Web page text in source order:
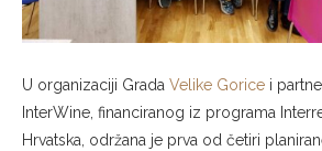
U organizaciji Grada Velike Gorice i
InterWine, financiranog iz programa
Hrvatska, održana je prva od četiri